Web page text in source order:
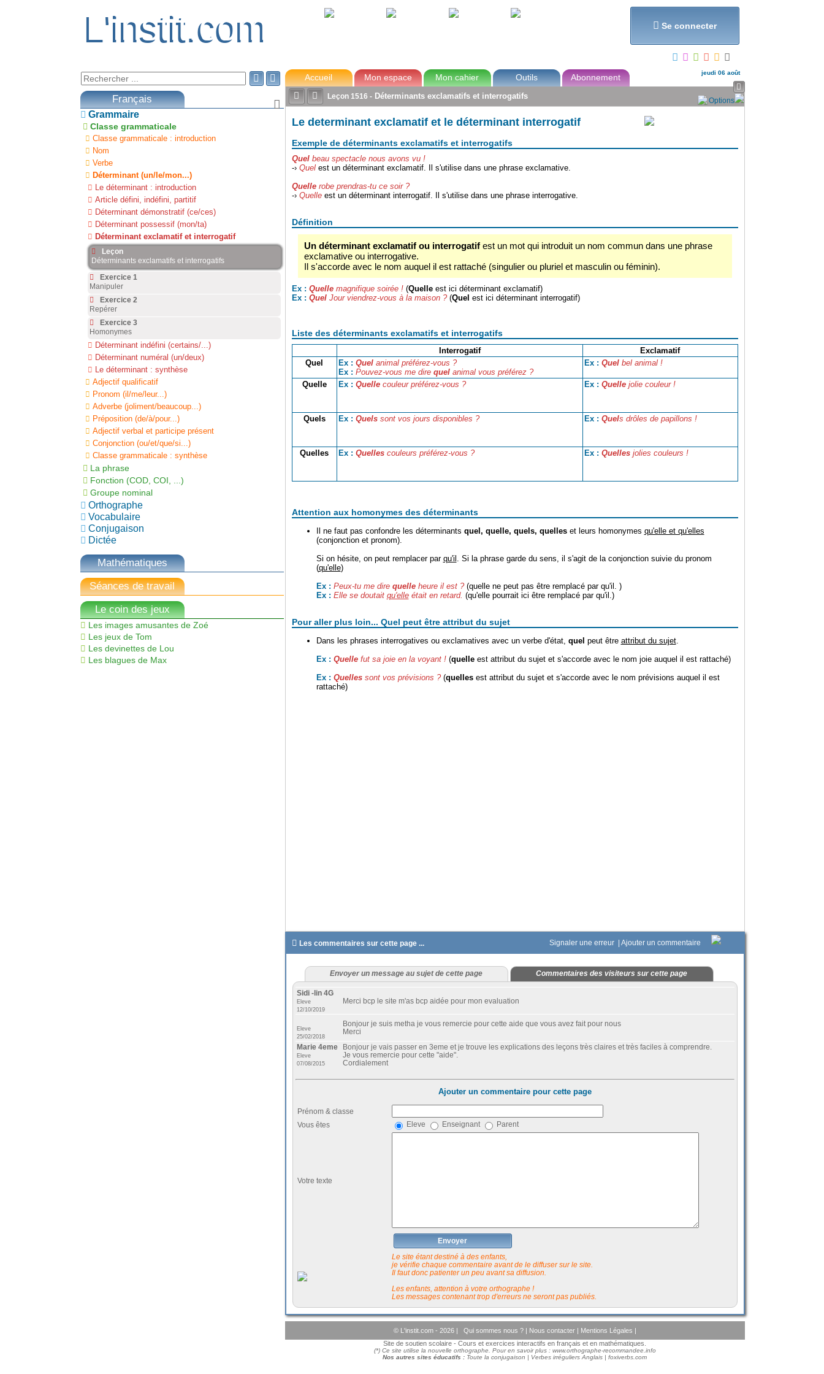
 Se connecter
L'instit.com
L'instit.com avec Zoé Tom Lou Max
 

Français
Grammaire
Classe grammaticale
Classe grammaticale : introduction
Nom
Verbe
Déterminant (un/le/mon...)
Le déterminant : introduction
Article défini, indéfini, partitif
Déterminant démonstratif (ce/ces)
Déterminant possessif (mon/ta)
Déterminant exclamatif et interrogatif
Leçon
Déterminants exclamatifs et interrogatifs
Exercice 1
Manipuler
Exercice 2
Repérer
Exercice 3
Homonymes
Déterminant indéfini (certains/...)
Déterminant numéral (un/deux)
Le déterminant : synthèse
Adjectif qualificatif
Pronom (il/me/leur...)
Adverbe (joliment/beaucoup...)
Préposition (de/à/pour...)
Adjectif verbal et participe présent
Conjonction (ou/et/que/si...)
Classe grammaticale : synthèse
La phrase
Fonction (COD, COI, ...)
Groupe nominal
Orthographe
Vocabulaire
Conjugaison
Dictée
Mathématiques
Séances de travail
Le coin des jeux
Les images amusantes de Zoé
Les jeux de Tom
Les devinettes de Lou
Les blagues de Max
Accueil Mon espace Mon cahier Outils Abonnement jeudi 06 août

  Leçon 1516 - Déterminants exclamatifs et interrogatifs Options
Le determinant exclamatif et le déterminant interrogatif
Exemple de déterminants exclamatifs et interrogatifs
Quelbeau spectacle nous avons vu !
-› Quelest un déterminant exclamatif. Il s'utilise dans une phrase exclamative.
Quellerobe prendras-tu ce soir ?
-› Quelleest un déterminant interrogatif. Il s'utilise dans une phrase interrogative.
Définition
Un déterminant exclamatif ou interrogatifest un mot qui introduit un nom commun dans une phrase
exclamative ou interrogative.
Il s'accorde avec le nom auquel il est rattaché (singulier ou pluriel et masculin ou féminin).
Ex : Quellemagnifique soirée ! (Quelleest ici déterminant exclamatif)
Ex : QuelJour viendrez-vous à la maison ? (Quel est ici déterminant interrogatif)
Liste des déterminants exclamatifs et interrogatifs
Interrogatif
Exclamatif
Quel
Ex : Quelanimal préférez-vous ?
Ex : Pouvez-vous me dire quelanimal vous préférez ?
Ex : Quelbel animal !
Quelle Ex : Quellecouleur préférez-vous ? Ex : Quellejolie couleur !
Quels Ex : Quelssont vos jours disponibles ? Ex : Quels drôles de papillons !
Quelles Ex : Quellescouleurs préférez-vous ? Ex : Quellesjolies couleurs !
Attention aux homonymes des déterminants
Il ne faut pas confondre les déterminants quel, quelle, quels, quelleset leurs homonymes qu'elle et qu'elles
(conjonction et pronom).
Si on hésite, on peut remplacer par qu'il . Si la phrase garde du sens, il s'agit de la conjonction suivie du pronom
(qu'elle)
Ex : Peux-tu me dire quelleheure il est ?(quelle ne peut pas être remplacé par qu'il. )
Ex : Elle se doutait qu'elleétait en retard. (qu'elle pourrait ici être remplacé par qu'il.)
Pour aller plus loin... Quel peut être attribut du sujet
Dans les phrases interrogatives ou exclamatives avec un verbe d'état, quel peut être attribut du sujet.
Ex : Quellefut sa joie en la voyant !(quelleest attribut du sujet et s'accorde avec le nom joie auquel il est rattaché)
Ex : Quellessont vos prévisions ? (quellesest attribut du sujet et s'accorde avec le nom prévisions auquel il est
rattaché)
 Les commentaires sur cette page ... Signaler une erreur | Ajouter un commentaire
Envoyer un message au sujet de cette page Commentaires des visiteurs sur cette page
Sidi -lin 4G
Eleve
12/10/2019
Merci bcp le site m'as bcp aidée pour mon evaluation
Eleve
25/02/2018
Bonjour je suis metha je vous remercie pour cette aide que vous avez fait pour nous
Merci
Marie 4eme
Eleve
07/08/2015
Bonjour je vais passer en 3eme et je trouve les explications des leçons très claires et très faciles à comprendre.
Je vous remercie pour cette "aide".
Cordialement
Ajouter un commentaire pour cette page
Prénom & classe
Vous êtes
Eleve Enseignant Parent
Votre texte
Envoyer
Le site étant destiné à des enfants,
je vérifie chaque commentaire avant de le diffuser sur le site.
Il faut donc patienter un peu avant sa diffusion.
Les enfants, attention à votre orthographe !
Les messages contenant trop d'erreurs ne seront pas publiés.
© L'instit.com - 2026 | Qui sommes nous ? | Nous contacter | Mentions Légales |
Site de soutien scolaire - Cours et exercices interactifs en français et en mathématiques.
(*) Ce site utilise la nouvelle orthographe. Pour en savoir plus : www.orthographe-recommandee.info
Nos autres sites éducatifs : Toute la conjugaison | Verbes irréguliers Anglais | foxiverbs.com